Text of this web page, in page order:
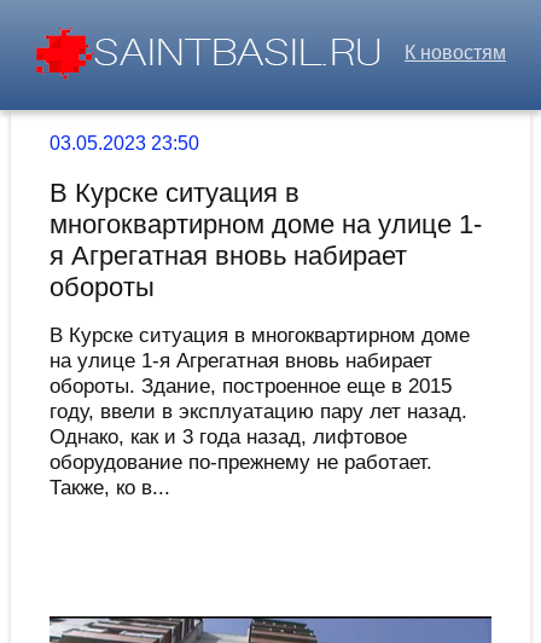
К новостям
03.05.2023 23:50
В Курске ситуация в
многоквартирном доме на улице 1-
я Агрегатная вновь набирает
обороты
В Курске ситуация в многоквартирном доме
на улице 1-я Агрегатная вновь набирает
обороты. Здание, построенное еще в 2015
году, ввели в эксплуатацию пару лет назад.
Однако, как и 3 года назад, лифтовое
оборудование по-прежнему не работает.
Также, ко в...